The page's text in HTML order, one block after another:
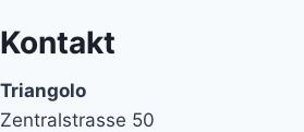
Kontakt
Triangolo
Zentralstrasse 50